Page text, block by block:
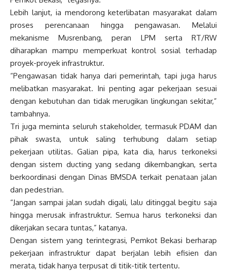
Lebih lanjut, ia mendorong keterlibatan masyarakat dalam
proses perencanaan hingga pengawasan. Melalui
mekanisme Musrenbang, peran LPM serta RT/RW
diharapkan mampu memperkuat kontrol sosial terhadap
proyek-proyek infrastruktur.
“Pengawasan tidak hanya dari pemerintah, tapi juga harus
melibatkan masyarakat. Ini penting agar pekerjaan sesuai
dengan kebutuhan dan tidak merugikan lingkungan sekitar,”
tambahnya.
Tri juga meminta seluruh stakeholder, termasuk PDAM dan
pihak swasta, untuk saling terhubung dalam setiap
pekerjaan utilitas. Galian pipa, kata dia, harus terkoneksi
dengan sistem ducting yang sedang dikembangkan, serta
berkoordinasi dengan Dinas BMSDA terkait penataan jalan
dan pedestrian.
“Jangan sampai jalan sudah digali, lalu ditinggal begitu saja
hingga merusak infrastruktur. Semua harus terkoneksi dan
dikerjakan secara tuntas,” katanya.
Dengan sistem yang terintegrasi, Pemkot Bekasi berharap
pekerjaan infrastruktur dapat berjalan lebih efisien dan
merata, tidak hanya terpusat di titik-titik tertentu.